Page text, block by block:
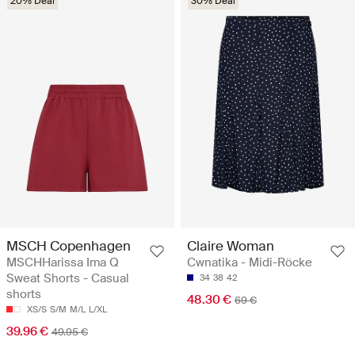
MSCH Copenhagen
MSCHHarissa Ima Q
Sweat Shorts - Casual
shorts
XS/S S/M M/L L/XL
39.96 € 49.95 €
Claire Woman
Cwnatika - Midi-Röcke
34 38 42
48.30 € 69 €